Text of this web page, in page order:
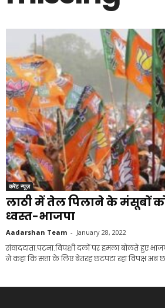
करेंट न्यूज़
लाठी में तेल पिलाने के मंसूबों को
ध्वस्त-भाजपा
Aadarshan Team - January 28, 2022
संवाददाता.पटना.विपक्षी दलों पर हमला बोलते हुए
ने कहा कि सत्ता के लिए बेतरह छटपटा रहा विपक्ष अब